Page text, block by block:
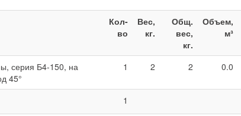
Кол-
во
Вес,
кг.
Общ.
вес,
кг.
Объем,
м³
серия Б4-150, на
45°
1 2 2 0.0
1